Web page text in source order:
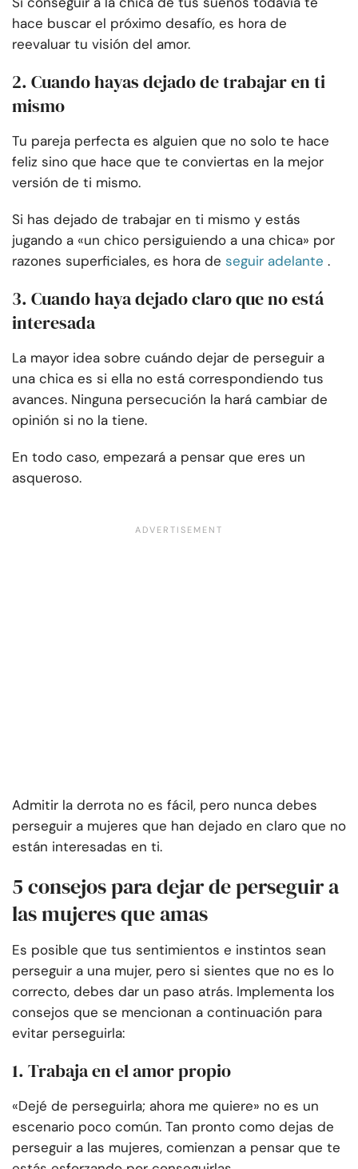
hace buscar el próximo desafío, es hora de
reevaluar tu visión del amor.
2. Cuando hayas dejado de trabajar en ti
mismo
Tu pareja perfecta es alguien que no solo te hace
feliz sino que hace que te conviertas en la mejor
versión de ti mismo.
Si has dejado de trabajar en ti mismo y estás
jugando a «un chico persiguiendo a una chica» por
razones superficiales, es hora de seguir adelante .
3. Cuando haya dejado claro que no está
interesada
La mayor idea sobre cuándo dejar de perseguir a
una chica es si ella no está correspondiendo tus
avances. Ninguna persecución la hará cambiar de
opinión si no la tiene.
En todo caso, empezará a pensar que eres un
asqueroso.
Admitir la derrota no es fácil, pero nunca debes
perseguir a mujeres que han dejado en claro que no
están interesadas en ti.
5 consejos para dejar de perseguir a
las mujeres que amas
Es posible que tus sentimientos e instintos sean
perseguir a una mujer, pero si sientes que no es lo
correcto, debes dar un paso atrás. Implementa los
consejos que se mencionan a continuación para
evitar perseguirla:
1. Trabaja en el amor propio
«Dejé de perseguirla; ahora me quiere» no es un
escenario poco común. Tan pronto como dejas de
perseguir a las mujeres, comienzan a pensar que te